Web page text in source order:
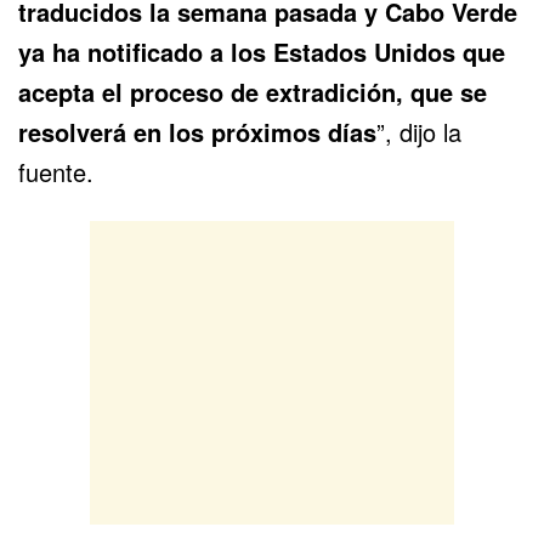
traducidos la semana pasada y Cabo Verde
ya ha notificado a los Estados Unidos que
acepta el proceso de extradición, que se
resolverá en los próximos días”, dijo la
fuente.